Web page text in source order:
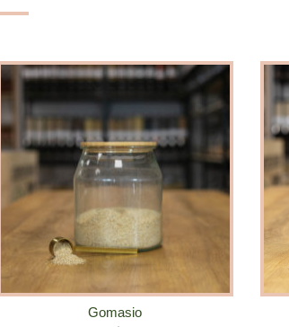
Gomasio